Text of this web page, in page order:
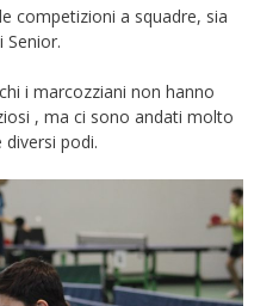
competizioni a squadre, sia
Senior.
i marcozziani non hanno
, ma ci sono andati molto
podi.